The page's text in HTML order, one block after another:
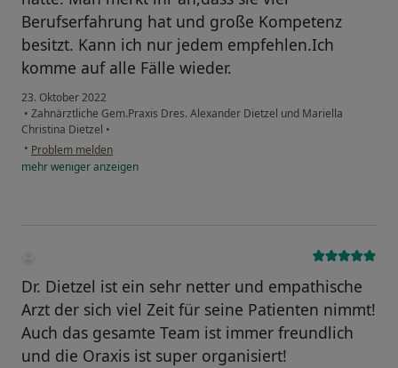
Berufserfahrung hat und große Kompetenz
besitzt. Kann ich nur jedem empfehlen.Ich
komme auf alle Fälle wieder.
23. Oktober 2022
• Zahnärztliche Gem.Praxis Dres. Alexander Dietzel und Mariella
Christina Dietzel •
• Problem melden
mehrwenigeranzeigen
Dr. Dietzel ist ein sehr netter und empathische
Arzt der sich viel Zeit für seine Patienten nimmt!
Auch das gesamte Team ist immer freundlich
und die Oraxis ist super organisiert!